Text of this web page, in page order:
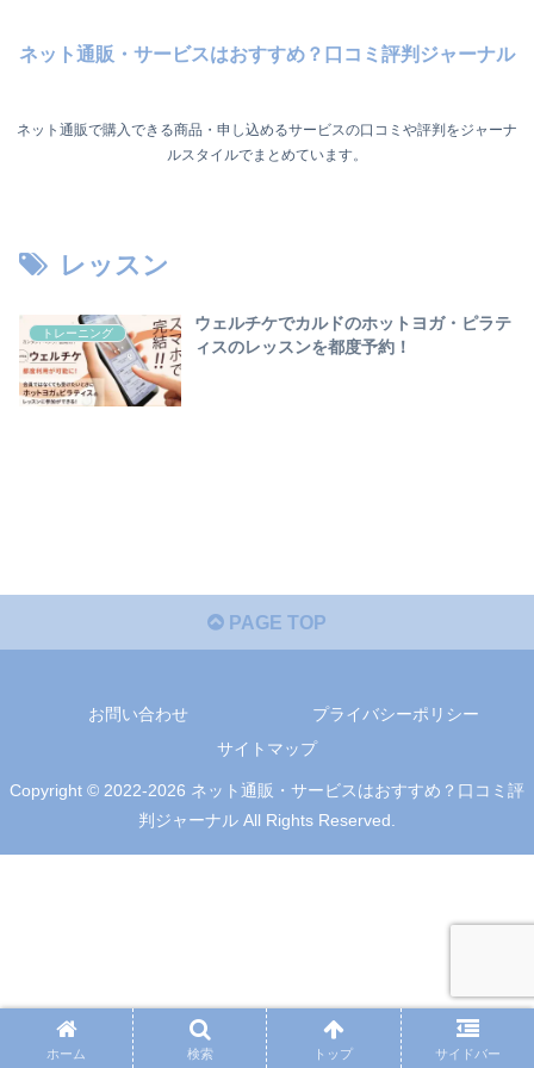
ネット通販・サービスはおすすめ？口コミ評判ジャーナル
ネット通販で購入できる商品・申し込めるサービスの口コミや評判をジャーナ
ルスタイルでまとめています。
レッスン
トレーニング
ウェルチケでカルドのホットヨガ・ピラテ
ィスのレッスンを都度予約！
PAGE TOP
お問い合わせ
プライバシーポリシー
サイトマップ
Copyright © 2022-2026 ネット通販・サービスはおすすめ？口コミ評
判ジャーナル All Rights Reserved.
ホーム 検索 トップ サイドバー